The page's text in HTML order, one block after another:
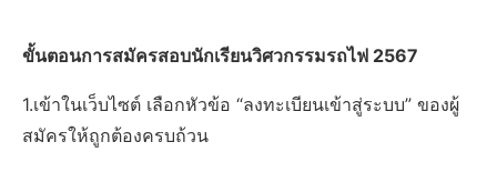
ขั้นตอนการสมัครสอบนักเรียนวิศวกรรมรถไฟ 2567
1.เข้าในเว็บไซต์ เลือกหัวข้อ “ลงทะเบียนเข้าสู่ระบบ” ของผู้
สมัครให้ถูกต้องครบถ้วน